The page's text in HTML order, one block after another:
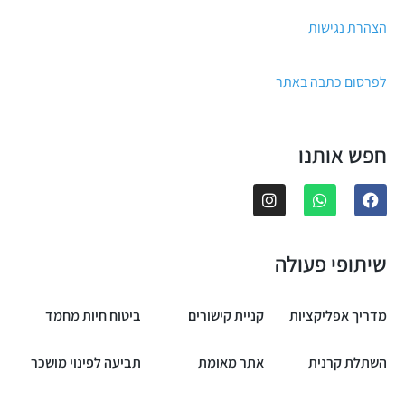
הצהרת נגישות
לפרסום כתבה באתר
חפש אותנו
שיתופי פעולה
מדריך אפליקציות קניית קישורים ביטוח חיות מחמד
השתלת קרנית אתר מאומת תביעה לפינוי מושכר